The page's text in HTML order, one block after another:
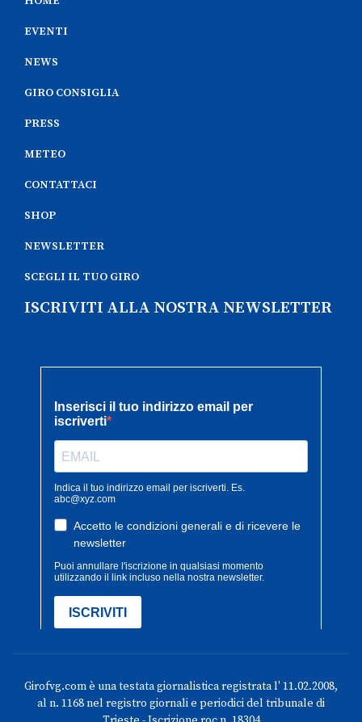
EVENTI
NEWS
GIRO CONSIGLIA
PRESS
METEO
CONTATTACI
SHOP
NEWSLETTER
SCEGLI IL TUO GIRO
ISCRIVITI ALLA NOSTRA NEWSLETTER
Girofvg.com è una testata giornalistica registrata l' 11.02.2008,
al n. 1168 nel registro giornali e periodici del tribunale di